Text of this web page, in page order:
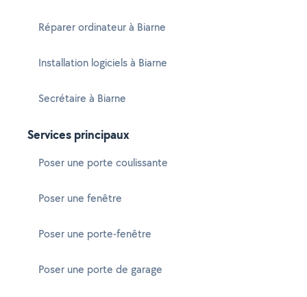
Réparer ordinateur à Biarne
Installation logiciels à Biarne
Secrétaire à Biarne
Services principaux
Poser une porte coulissante
Poser une fenêtre
Poser une porte-fenêtre
Poser une porte de garage